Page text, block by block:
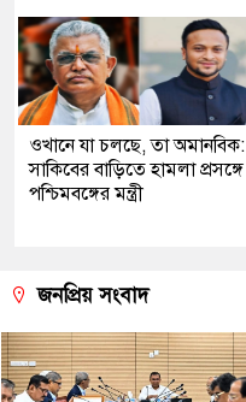
ওখানে যা চলছে, তা অমানবিক:
সাকিবের বাড়িতে হামলা প্রসঙ্গে
পশ্চিমবঙ্গের মন্ত্রী
জনপ্রিয় সংবাদ